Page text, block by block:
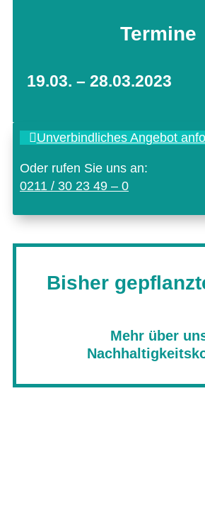
Termine
19.03. – 28.03.2023
Unver­bind­li­ches Ange­bot
Oder rufen Sie uns an:
0211 / 30 23 49 – 0
Bisher
Mehr über